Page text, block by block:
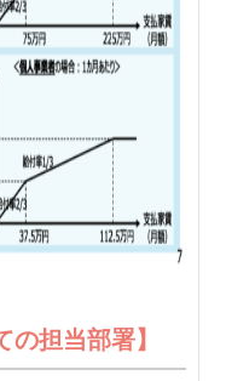
の担当部署】